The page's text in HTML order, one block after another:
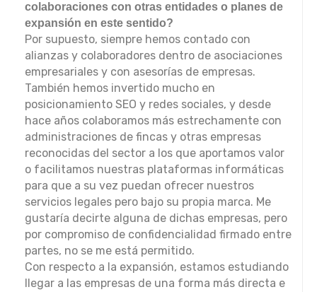
colaboraciones con otras entidades o planes de
expansión en este sentido?
Por supuesto, siempre hemos contado con
alianzas y colaboradores dentro de asociaciones
empresariales y con asesorías de empresas.
También hemos invertido mucho en
posicionamiento SEO y redes sociales, y desde
hace años colaboramos más estrechamente con
administraciones de fincas y otras empresas
reconocidas del sector a los que aportamos valor
o facilitamos nuestras plataformas informáticas
para que a su vez puedan ofrecer nuestros
servicios legales pero bajo su propia marca. Me
gustaría decirte alguna de dichas empresas, pero
por compromiso de confidencialidad firmado entre
partes, no se me está permitido.
Con respecto a la expansión, estamos estudiando
llegar a las empresas de una forma más directa e